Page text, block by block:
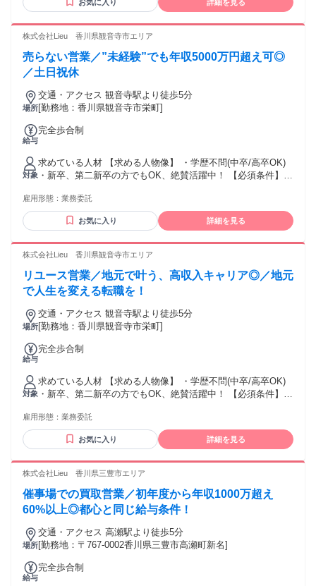
は、 得意とされる方 ・チャレンジ精神がある方 【活かして
営業、不動産営業問わず、 何かしらの営業経験をお持ちの方
パート・アルバイトの経験問わず活躍いただけます！" ★稼ぎ
たい！ ★トーク力を活かしたい！ ★正当に評価してもらって
のを買いたい！ といった向上心と ガッツがある方を待ってま
す！
お気に入り 詳細を見る
株式会社Lieu 香川県観音寺市エリア
売らない営業／”未経験”でも年収5000万円超え可◎
／土日祝休
場所
交通・アクセス 観音寺駅より徒歩5分
[勤務地：香川県観音寺市栄町]
給与
完全歩合制
対象
求めている人材 【求める人物像】 ・学歴不問(中卒/高卒OK)
・新卒、第二新卒の方でもOK、絶賛活躍中！ 【必須条件】
検1級以上の方 ・ブランクOK ・仕事に熱心で、稼ぎたい思い
が強い方 ・コミュニケーションを取ることがお好きな方又
は、 得意とされる方 ・チャレンジ精神がある方 【活かして
営業、不動産営業問わず、 何かしらの営業経験をお持ちの方
パート・アルバイトの経験問わず活躍いただけます！" ★稼ぎ
たい！ ★トーク力を活かしたい！ ★正当に評価してもらって
のを買いたい！ といった向上心と ガッツがある方を待ってま
す！
雇用形態： 業務委託
お気に入り 詳細を見る
株式会社Lieu 香川県観音寺市エリア
リユース営業／地元で叶う、高収入キャリア◎／地元
で人生を変える転職を！
場所
交通・アクセス 観音寺駅より徒歩5分
[勤務地：香川県観音寺市栄町]
給与
完全歩合制
対象
求めている人材 【求める人物像】 ・学歴不問(中卒/高卒OK)
・新卒、第二新卒の方でもOK、絶賛活躍中！ 【必須条件】
検1級以上の方 ・ブランクOK ・仕事に熱心で、稼ぎたい思い
が強い方 ・コミュニケーションを取ることがお好きな方又
は、 得意とされる方 ・チャレンジ精神がある方 【活かして
営業、不動産営業問わず、 何かしらの営業経験をお持ちの方
パート・アルバイトの経験問わず活躍いただけます！" ★稼ぎ
たい！ ★トーク力を活かしたい！ ★正当に評価してもらって
のを買いたい！ といった向上心と ガッツがある方を待ってま
す！
雇用形態： 業務委託
お気に入り 詳細を見る
株式会社Lieu 香川県三豊市エリア
催事場での買取営業／初年度から年収1000万超え
60%以上◎都心と同じ給与条件！
場所
交通・アクセス 高瀬駅より徒歩5分
[勤務地：〒767-0002香川県三豊市高瀬町新名]
給与
完全歩合制